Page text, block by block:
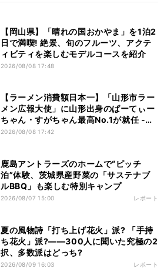
【岡山県】「晴れの国おかやま」を1泊2
日で満喫! 絶景、旬のフルーツ、アクテ
ィビティを楽しむモデルコースを紹介
2026/08/08 17:48
【ラーメン消費額日本一】「山形市ラー
メン広報大使」に山形出身のぱーてぃー
ちゃん・すがちゃん最高No.1が就任 -
「山ラー」の魅力を発信へ
2026/08/08 17:42
鹿島アントラーズのホームで“ピッチ
泊”体験、茨城県産野菜の「サステナブ
ルBBQ」も楽しむ特別キャンプ
2026/08/07 15:00 レポート
夏の風物詩「打ち上げ花火」派? 「手持
ち花火」派?――300人に聞いた究極の2
択、多数派はどっち?
2026/08/09 16:03 レポート